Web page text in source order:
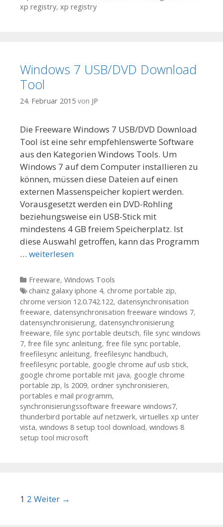
xp registry, xp registry
Windows 7 USB/DVD Download
Tool
24. Februar 2015 von JP
Die Freeware Windows 7 USB/DVD Download
Tool ist eine sehr empfehlenswerte Software
aus den Kategorien Windows Tools. Um
Windows 7 auf dem Computer installieren zu
können, müssen diese Dateien auf einen
externen Massenspeicher kopiert werden.
Vorausgesetzt werden ein DVD-Rohling
beziehungsweise ein USB-Stick mit
mindestens 4 GB freiem Speicherplatz. Ist
diese Auswahl getroffen, kann das Programm
… weiterlesen
Kategorien
Freeware, Windows Tools
Tags
chainz galaxy iphone 4, chrome portable zip,
chrome version 12.0.742.122, datensynchronisation
freeware, datensynchronisation freeware windows 7,
datensynchronisierung, datensynchronisierung
freeware, file sync portable deutsch, file sync windows
7, free file sync anleitung, free file sync portable,
freefilesync anleitung, freefilesync handbuch,
freefilesync portable, google chrome auf usb stick,
google chrome portable mit java, google chrome
portable zip, ls 2009, ordner synchronisieren,
portables e mail programm,
synchronisierungssoftware freeware windows7,
thunderbird portable auf netzwerk, virtuelles xp unter
vista, windows 8 setup tool download, windows 8
setup tool microsoft
Beitrags-Navigation
1 2 Weiter →